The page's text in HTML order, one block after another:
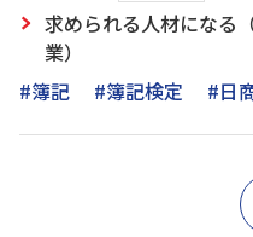
求められる人材になる
業）
#簿記
#簿記検定 #日